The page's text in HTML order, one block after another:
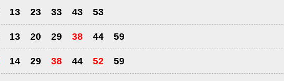
13 23 33 43 53
13 20 29 38 44 59
14 29 38 44 52 59